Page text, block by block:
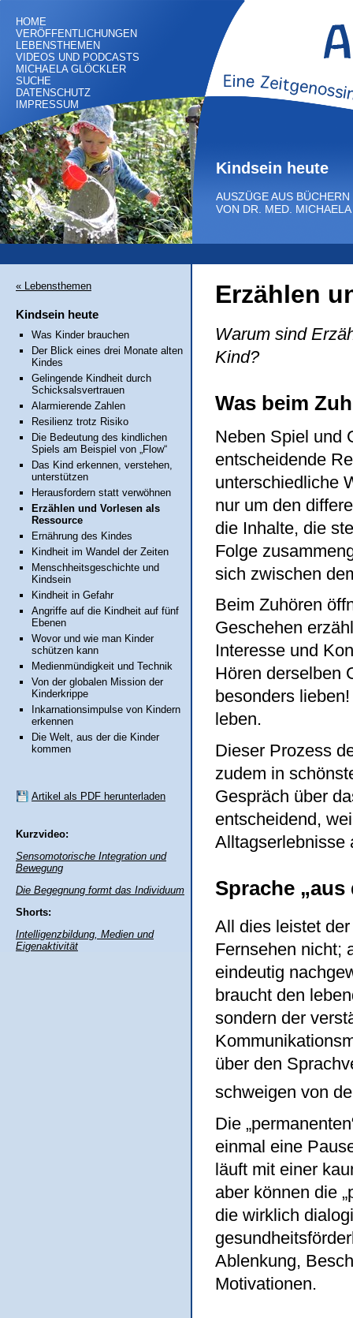
HOME
VERÖFFENTLICHUNGEN
LEBENSTHEMEN
VIDEOS UND PODCASTS
MICHAELA GLÖCKLER
SUCHE
DATENSCHUTZ
IMPRESSUM
Kindsein heute
AUSZÜGE AUS
VON DR. MED.
Erzählen
Warum sind
Kind?
Was beim
Neben Spiel und
entscheidende
unterschiedliche
nur um den
die Inhalte, die
Folge
sich zwischen
Beim Zuhören
Geschehen
Interesse und
Hören derselben
besonders
leben.
Dieser Prozess
zudem in
Gespräch über
entscheidend,
Alltagserlebnisse
Sprache
All dies leistet der
Fernsehen nicht;
eindeutig
braucht den
sondern der
über den
schweigen von
Die
einmal eine
läuft mit einer
aber können die
die wirklich
Ablenkung,
Motivationen.
« Lebensthemen
Kindsein heute
Was Kinder brauchen
Der Blick eines drei Monate alten
Kindes
Gelingende Kindheit durch
Schicksalsvertrauen
Alarmierende Zahlen
Resilienz trotz Risiko
Die Bedeutung des kindlichen
Spiels am Beispiel von „Flow“
Das Kind erkennen, verstehen,
unterstützen
Herausfordern statt verwöhnen
Erzählen und Vorlesen als
Ressource
Ernährung des Kindes
Kindheit im Wandel der Zeiten
Menschheitsgeschichte und
Kindsein
Kindheit in Gefahr
Angriffe auf die Kindheit auf fünf
Ebenen
Wovor und wie man Kinder
schützen kann
Medienmündigkeit und Technik
Von der globalen Mission der
Kinderkrippe
Inkarnationsimpulse von Kindern
erkennen
Die Welt, aus der die Kinder
kommen
Artikel als PDF herunterladen
Kurzvideo:
Sensomotorische Integration und
Bewegung
Die Begegnung formt das Individuum
Shorts:
Intelligenzbildung, Medien und
Eigenaktivität